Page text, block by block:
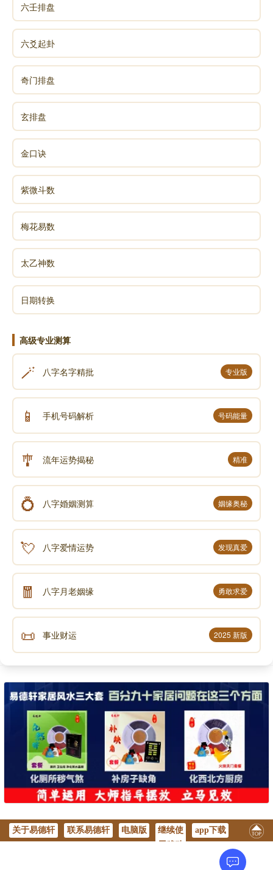
六壬排盘
六爻起卦
奇门排盘
玄排盘
金口诀
紫微斗数
梅花易数
太乙神数
日期转换
高级专业测算
🪄 八字名字精批 专业版
📱 手机号码解析 号码能量
🎐 流年运势揭秘 精准
💍 八字婚姻测算 姻缘奥秘
💘 八字爱情运势 发现真爱
🧧 八字月老姻缘 勇敢求爱
📜 事业财运 2025 新版
关于易德轩 联系易德轩 电脑版
继续使
app下载